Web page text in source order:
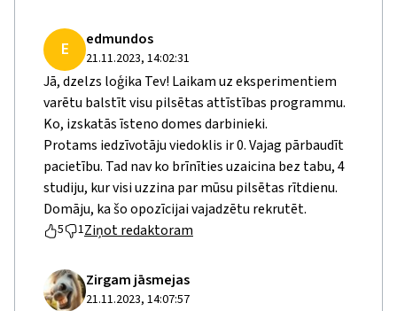
E edmundos
21.11.2023, 14:02:31
Jā, dzelzs loģika Tev! Laikam uz eksperimentiem
varētu balstīt visu pilsētas attīstības programmu.
Ko, izskatās īsteno domes darbinieki.
Protams iedzīvotāju viedoklis ir 0. Vajag pārbaudīt
pacietību. Tad nav ko brīnīties uzaicina bez tabu, 4
studiju, kur visi uzzina par mūsu pilsētas rītdienu.
Domāju, ka šo opozīcijai vajadzētu rekrutēt.
5 1Ziņot redaktoram
Zirgam jāsmejas
21.11.2023, 14:07:57